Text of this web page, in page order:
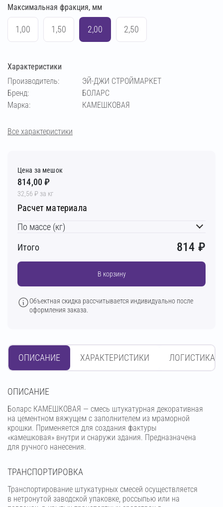
Максимальная фракция, мм
1,00 1,50 2,00 2,50
Характеристики
Производитель:
ЭЙ-ДЖИ СТРОЙМАРКЕТ
Бренд:
БОЛАРС
Марка:
КАМЕШКОВАЯ
Все характеристики
Цена за мешок
814,00 ₽
32,56 ₽ за кг
Расчет материала
По массе (кг)
Итого
814 ₽
В корзину
Объектная скидка рассчитывается индивидуально после
оформления заказа.
ОПИСАНИЕ ХАРАКТЕРИСТИКИ ЛОГИСТИКА
OПИСАНИЕ
Боларс КАМЕШКОВАЯ — смесь штукатурная декоративная
на цементном вяжущем с заполнителем из мраморной
крошки. Применяется для создания фактуры
«камешковая» внутри и снаружи здания. Предназначена
для ручного нанесения.
ТРАНСПОРТИРОВКА
Транспортирование штукатурных смесей осуществляется
в нетронутой заводской упаковке, россыпью или на